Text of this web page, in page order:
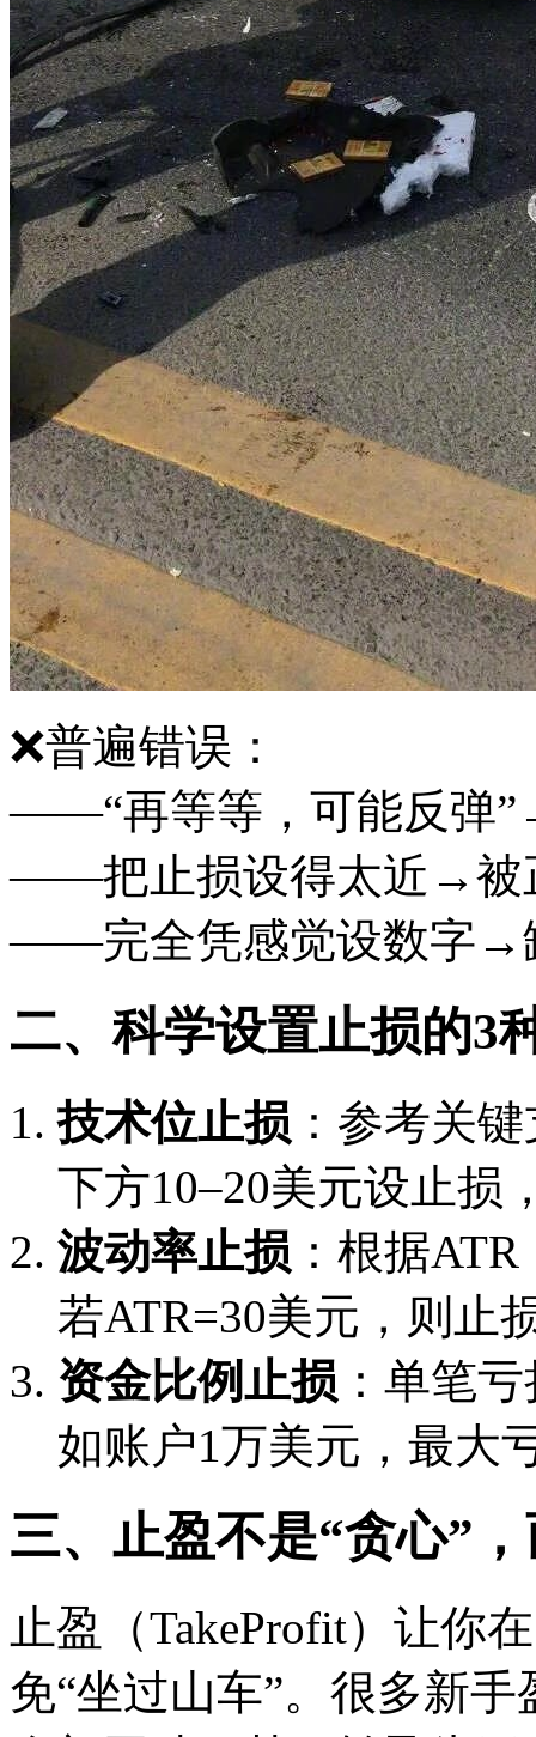
❌普遍错误：
——“再等等，可能反弹
——把止损设得太近→被
——完全凭感觉设数字→
二、科学设置止损的3
技术位止损 ：参考关
下方10–20美元设止损
波动率止损 ：根据
若ATR=30美元，则止
资金比例止损 ：单笔
如账户1万美元，最大
三、止盈不是“贪心”
止盈（TakeProfit）让你
免“坐过山车”。很多新